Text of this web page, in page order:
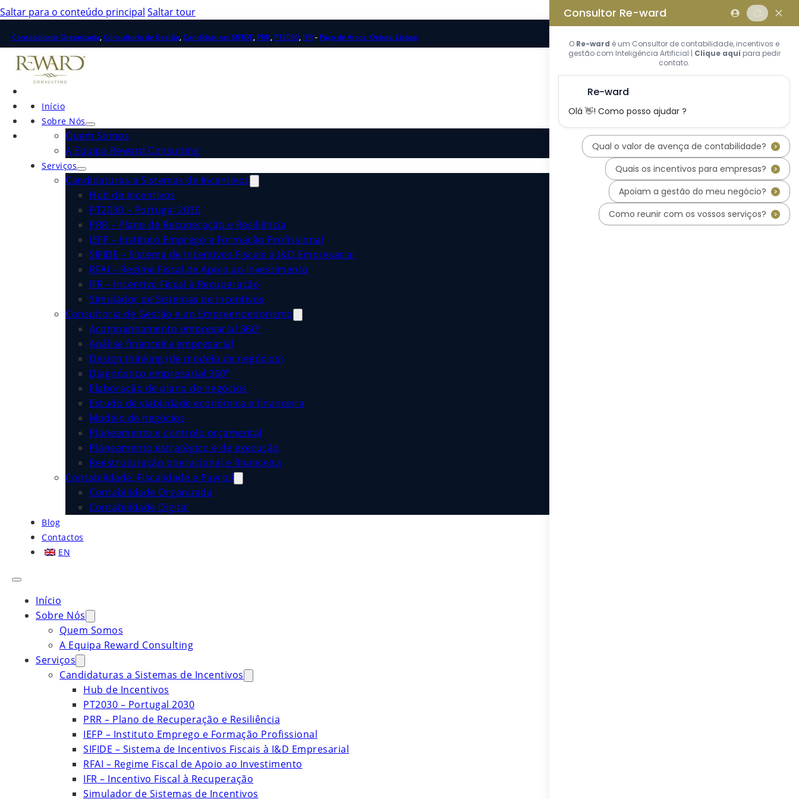
Saltar para o conteúdo principal Saltar tour
Contabilidade Organizada,Consultoria de Gestão,Candidaturas SIFIDE, PRR, PT2030, IFR- Paço de Arcos, Oeiras, Lisboa
Início
Sobre Nós
Quem Somos
A Equipa Reward Consulting
Serviços
Candidaturas a Sistemas de Incentivos
Hub de Incentivos
PT2030 – Portugal 2030
PRR – Plano de Recuperação e Resiliência
IEFP – Instituto Emprego e Formação Profissional
SIFIDE – Sistema de Incentivos Fiscais à I&D Empresarial
RFAI – Regime Fiscal de Apoio ao Investimento
IFR – Incentivo Fiscal à Recuperação
Simulador de Sistemas de Incentivos
Consultoria de Gestão e ao Empreendedorismo
Acompanhamento empresarial 360º
Análise financeira empresarial
Design thinking (de modelo de negócios)
Diagnóstico empresarial 360º
Elaboração de plano de negócios
Estudo de viabilidade económica e financeira
Modelo de negócios
Planeamento e controlo orçamental
Planeamento estratégico e de execução
Reestruturação operacional e financeira
Contabilidade, Fiscalidade e Payroll
Contabilidade Organizada
Contabilidade Digital
Blog
Contactos
EN
Início
Sobre Nós
Quem Somos
A Equipa Reward Consulting
Serviços
Candidaturas a Sistemas de Incentivos
Hub de Incentivos
PT2030 – Portugal 2030
PRR – Plano de Recuperação e Resiliência
IEFP – Instituto Emprego e Formação Profissional
SIFIDE – Sistema de Incentivos Fiscais à I&D Empresarial
RFAI – Regime Fiscal de Apoio ao Investimento
IFR – Incentivo Fiscal à Recuperação
Simulador de Sistemas de Incentivos